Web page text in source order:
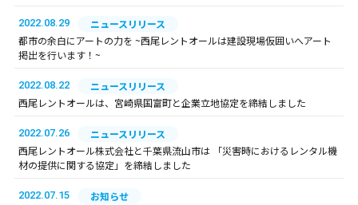
2022.08.29
ニュースリリース
都市の余白にアートの力を ~西尾レントオールは建設現場仮囲いへアート
掲出を行います！~
2022.08.22
ニュースリリース
西尾レントオールは、宮崎県国富町と企業立地協定を締結しました
2022.07.26
ニュースリリース
西尾レントオール株式会社と千葉県流山市は 「災害時におけるレンタル機
材の提供に関する協定」を締結しました
2022.07.15
お知らせ